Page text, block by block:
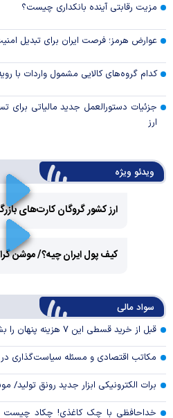
مزیت رقابتی آینده بانکداری چیست؟
عوارض هرمز؛ فرصت ایران برای تبدیل
کدام گروه‌های کالایی مشمول واردات با
جزئیات دستورالعمل جدید مالیاتی برای
ارز
ویدئو ویژه
ارز کشور گروگان کارت‌های
کیف پول ایران چیه؟/ موشن
سواد مالی
قبل از خرید قسطی این ۷ هزینه پنهان را بشناسید
مکاتب اقتصادی و مسئله سیاست‌گذاری در
برات الکترونیکی ابزار جدید رونق تولید/
خداحافظی با چک کاغذی! چکاد چیست